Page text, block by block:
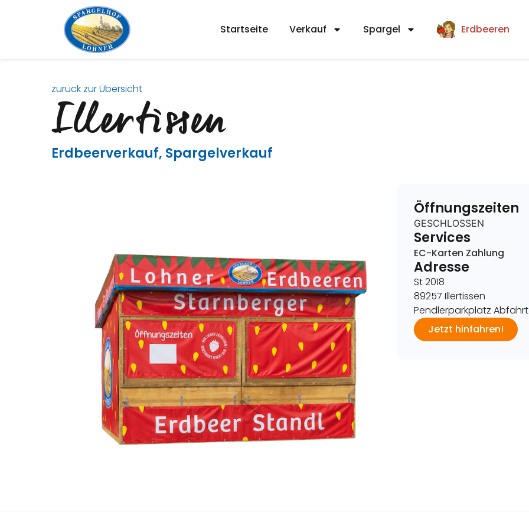
Startseite Verkauf Spargel Erdbeeren
zurück zur Übersicht
Illertissen
Erdbeerverkauf, Spargelverkauf
Öffnungszeiten
GESCHLOSSEN
Services
EC-Karten Zahlung
Adresse
St 2018
89257 Illertissen
Pendlerparkplatz
Jetzt hinfahren!